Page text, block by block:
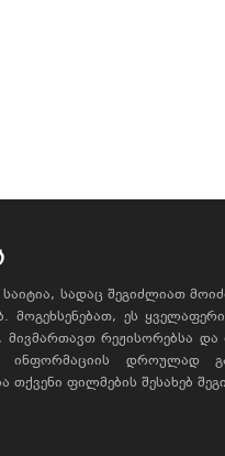
სადაც შეგიძლიათ
მოგეხსენებათ, ეს
მივმართავთ რეჟისორებსა
დროულად
ფილმების შესახებ